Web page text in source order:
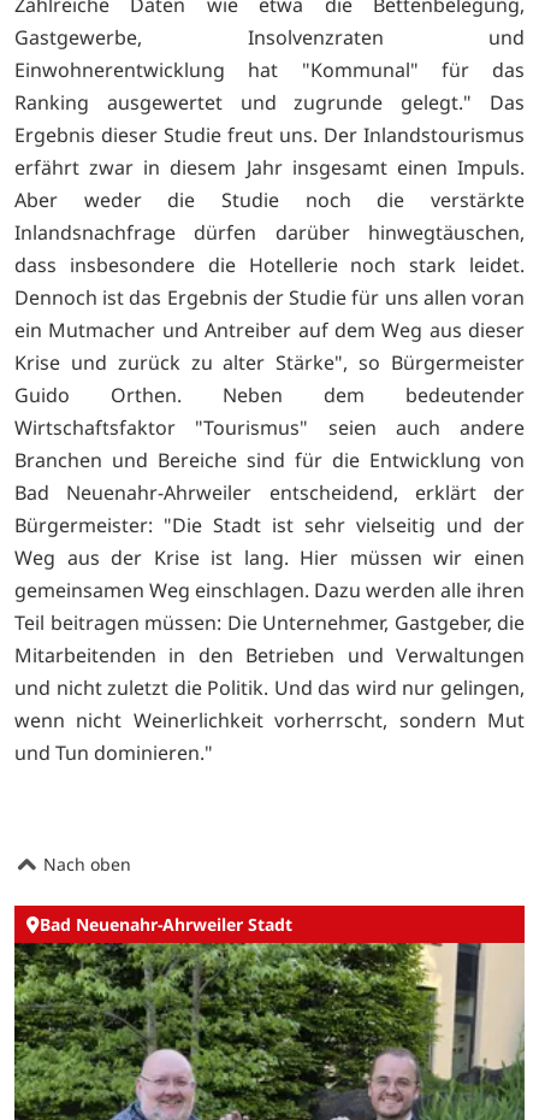
Gastgewerbe, Insolvenzraten und
Einwohnerentwicklung hat "Kommunal" für das
Ranking ausgewertet und zugrunde gelegt." Das
Ergebnis dieser Studie freut uns. Der Inlandstourismus
erfährt zwar in diesem Jahr insgesamt einen Impuls.
Aber weder die Studie noch die verstärkte
Inlandsnachfrage dürfen darüber hinwegtäuschen,
dass insbesondere die Hotellerie noch stark leidet.
Dennoch ist das Ergebnis der Studie für uns allen voran
ein Mutmacher und Antreiber auf dem Weg aus dieser
Krise und zurück zu alter Stärke", so Bürgermeister
Guido Orthen. Neben dem bedeutender
Wirtschaftsfaktor "Tourismus" seien auch andere
Branchen und Bereiche sind für die Entwicklung von
Bad Neuenahr-Ahrweiler entscheidend, erklärt der
Bürgermeister: "Die Stadt ist sehr vielseitig und der
Weg aus der Krise ist lang. Hier müssen wir einen
gemeinsamen Weg einschlagen. Dazu werden alle ihren
Teil beitragen müssen: Die Unternehmer, Gastgeber, die
Mitarbeitenden in den Betrieben und Verwaltungen
und nicht zuletzt die Politik. Und das wird nur gelingen,
wenn nicht Weinerlichkeit vorherrscht, sondern Mut
und Tun dominieren."
Nach oben
Bad Neuenahr-Ahrweiler Stadt